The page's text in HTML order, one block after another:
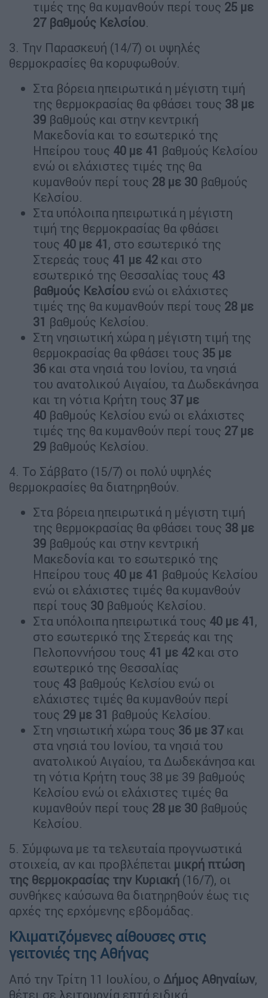
τιμές της θα κυμανθούν περί τους 25 με
27 βαθμούς Κελσίου.
3. Την Παρασκευή (14/7) οι υψηλές
θερμοκρασίες θα κορυφωθούν.
Στα βόρεια ηπειρωτικά η μέγιστη τιμή
της θερμοκρασίας θα φθάσει τους 38 με
39 βαθμούς και στην κεντρική
Μακεδονία και το εσωτερικό της
Ηπείρου τους 40 με 41 βαθμούς Κελσίου
ενώ οι ελάχιστες τιμές της θα
κυμανθούν περί τους 28 με 30 βαθμούς
Κελσίου.
Στα υπόλοιπα ηπειρωτικά η μέγιστη
τιμή της θερμοκρασίας θα φθάσει
τους 40 με 41, στο εσωτερικό της
Στερεάς τους 41 με 42 και στο
εσωτερικό της Θεσσαλίας τους 43
βαθμούς Κελσίου ενώ οι ελάχιστες
τιμές της θα κυμανθούν περί τους 28 με
31 βαθμούς Κελσίου.
Στη νησιωτική χώρα η μέγιστη τιμή της
θερμοκρασίας θα φθάσει τους 35 με
36 και στα νησιά του Ιονίου, τα νησιά
του ανατολικού Αιγαίου, τα Δωδεκάνησα
και τη νότια Κρήτη τους 37 με
40 βαθμούς Κελσίου ενώ οι ελάχιστες
τιμές της θα κυμανθούν περί τους 27 με
29 βαθμούς Κελσίου.
4. Το Σάββατο (15/7) οι πολύ υψηλές
θερμοκρασίες θα διατηρηθούν.
Στα βόρεια ηπειρωτικά η μέγιστη τιμή
της θερμοκρασίας θα φθάσει τους 38 με
39 βαθμούς και στην κεντρική
Μακεδονία και το εσωτερικό της
Ηπείρου τους 40 με 41 βαθμούς Κελσίου
ενώ οι ελάχιστες τιμές θα κυμανθούν
περί τους 30 βαθμούς Κελσίου.
Στα υπόλοιπα ηπειρωτικά τους 40 με 41,
στο εσωτερικό της Στερεάς και της
Πελοποννήσου τους 41 με 42 και στο
εσωτερικό της Θεσσαλίας
τους 43 βαθμούς Κελσίου ενώ οι
ελάχιστες τιμές θα κυμανθούν περί
τους 29 με 31 βαθμούς Κελσίου.
Στη νησιωτική χώρα τους 36 με 37και
στα νησιά του Ιονίου, τα νησιά του
ανατολικού Αιγαίου, τα Δωδεκάνησα και
τη νότια Κρήτη τους 38 με 39 βαθμούς
Κελσίου ενώ οι ελάχιστες τιμές θα
κυμανθούν περί τους 28 με 30 βαθμούς
Κελσίου.
5. Σύμφωνα με τα τελευταία προγνωστικά
στοιχεία, αν και προβλέπεται μικρή πτώση
της θερμοκρασίας την Κυριακή (16/7), οι
συνθήκες καύσωνα θα διατηρηθούν έως τις
αρχές της ερχόμενης εβδομάδας.
Κλιματιζόμενες αίθουσες στις
γειτονιές της Αθήνας
Από την Τρίτη 11 Ιουλίου, ο Δήμος Αθηναίων,
θέτει σε λειτουργία επτά ειδικά